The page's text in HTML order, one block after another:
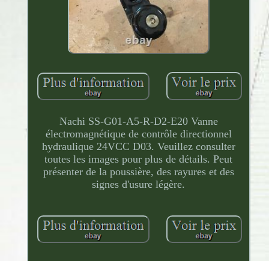
Nachi SS-G01-A5-R-D2-E20 Vanne
électromagnétique de contrôle directionnel
hydraulique 24VCC D03. Veuillez consulter
toutes les images pour plus de détails. Peut
présenter de la poussière, des rayures et des
signes d'usure légère.